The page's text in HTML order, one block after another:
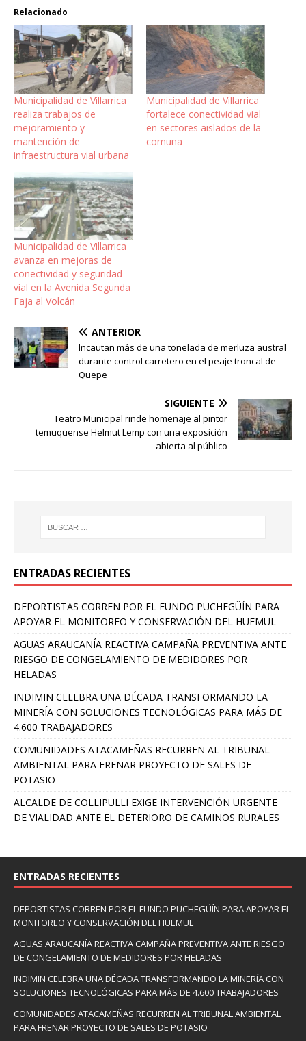
Relacionado
Municipalidad de Villarrica
realiza trabajos de
mejoramiento y
mantención de
infraestructura vial urbana
Municipalidad de Villarrica
fortalece conectividad vial
en sectores aislados de la
comuna
Municipalidad de Villarrica
avanza en mejoras de
conectividad y seguridad
vial en la Avenida Segunda
Faja al Volcán
ANTERIOR
Incautan más de una tonelada de merluza austral
durante control carretero en el peaje troncal de
Quepe
SIGUIENTE
Teatro Municipal rinde homenaje al pintor
temuquense Helmut Lemp con una exposición
abierta al público
ENTRADAS RECIENTES
DEPORTISTAS CORREN POR EL FUNDO PUCHEGÜÍN PARA
APOYAR EL MONITOREO Y CONSERVACIÓN DEL HUEMUL
AGUAS ARAUCANÍA REACTIVA CAMPAÑA PREVENTIVA ANTE
RIESGO DE CONGELAMIENTO DE MEDIDORES POR
HELADAS
INDIMIN CELEBRA UNA DÉCADA TRANSFORMANDO LA
MINERÍA CON SOLUCIONES TECNOLÓGICAS PARA MÁS DE
4.600 TRABAJADORES
COMUNIDADES ATACAMEÑAS RECURREN AL TRIBUNAL
AMBIENTAL PARA FRENAR PROYECTO DE SALES DE
POTASIO
ALCALDE DE COLLIPULLI EXIGE INTERVENCIÓN URGENTE
DE VIALIDAD ANTE EL DETERIORO DE CAMINOS RURALES
ENTRADAS RECIENTES
DEPORTISTAS CORREN POR EL FUNDO PUCHEGÜÍN PARA APOYAR EL
MONITOREO Y CONSERVACIÓN DEL HUEMUL
AGUAS ARAUCANÍA REACTIVA CAMPAÑA PREVENTIVA ANTE RIESGO
DE CONGELAMIENTO DE MEDIDORES POR HELADAS
INDIMIN CELEBRA UNA DÉCADA TRANSFORMANDO LA MINERÍA CON
SOLUCIONES TECNOLÓGICAS PARA MÁS DE 4.600 TRABAJADORES
COMUNIDADES ATACAMEÑAS RECURREN AL TRIBUNAL AMBIENTAL
PARA FRENAR PROYECTO DE SALES DE POTASIO